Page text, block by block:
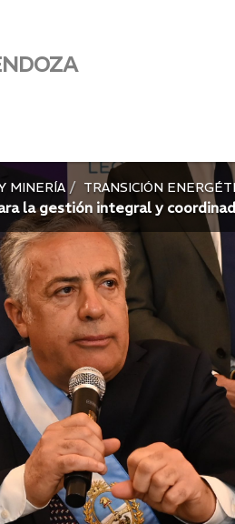
MINERÍA TRANSICIÓN
la gestión integral y